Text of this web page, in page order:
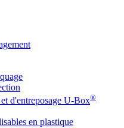
d'entreposage U-Box®
en plastique